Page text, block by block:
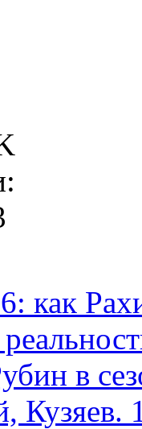
как
в
Кузяев.